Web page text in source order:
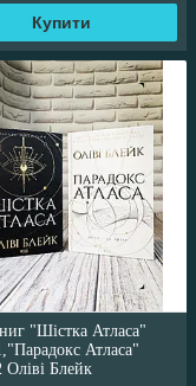
Купити
"Шістка Атласа"
Атласа"
Оліві Блейк